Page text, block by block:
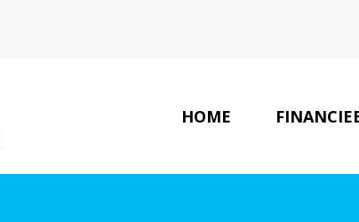
HOME